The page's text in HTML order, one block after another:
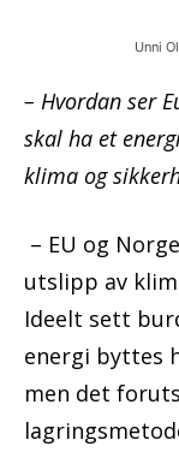
Unni
– Hvordan ser
skal ha et
klima og
– EU og
utslipp av
Ideelt sett
energi byttes
men det